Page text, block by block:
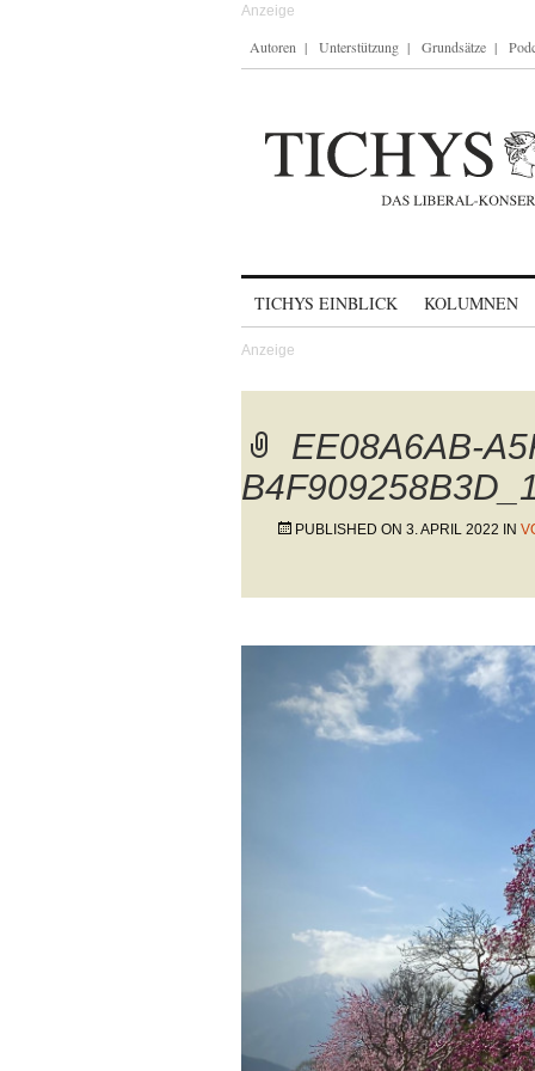
Autoren Unterstützung Grundsätze
TICHYS EINBLICK KOLUMNEN
EE08A6AB-
PUBLISHED ON 3. APRIL 2022 IN